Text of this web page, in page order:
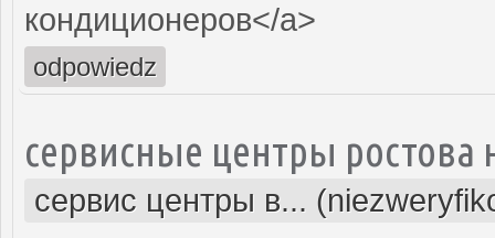
кондиционеров</a>
odpowiedz
сервисные центры ростова
сервис центры в...